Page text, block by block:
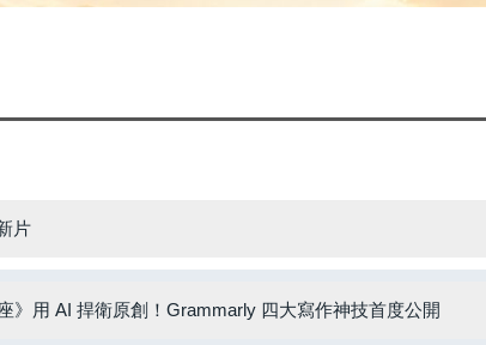
片
》用 AI 捍衛原創！Grammarly 四大寫作神技首度公開